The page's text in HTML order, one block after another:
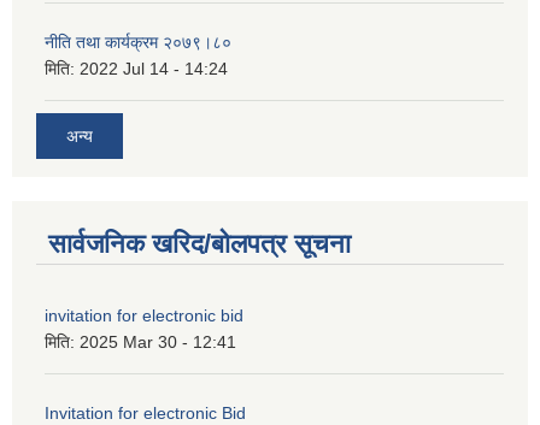
नीति तथा कार्यक्रम २०७९।८०
मिति: 2022 Jul 14 - 14:24
अन्य
सार्वजनिक खरिद/बोलपत्र सूचना
invitation for electronic bid
मिति: 2025 Mar 30 - 12:41
Invitation for electronic Bid